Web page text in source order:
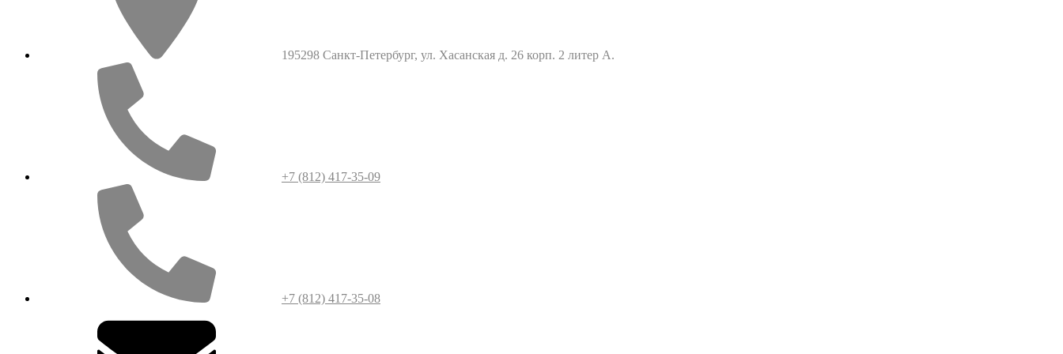
195298 Санкт-Петербург, ул. Хасанская д. 26 корп. 2 литер А.
+7 (812) 417-35-09
+7 (812) 417-35-08